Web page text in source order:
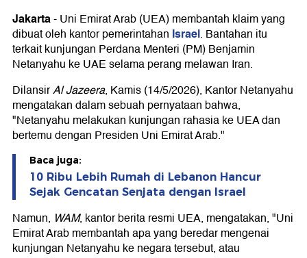
Jakarta-Uni Emirat Arab (UEA) membantah klaim yang
dibuat oleh kantor pemerintahan Israel. Bantahan itu
terkait kunjungan Perdana Menteri (PM) Benjamin
Netanyahu ke UAE selama perang melawan Iran.
DilansirAl Jazeera, Kamis (14/5/2026), Kantor Netanyahu
mengatakan dalam sebuah pernyataan bahwa,
"Netanyahu melakukan kunjungan rahasia ke UEA dan
bertemu dengan Presiden Uni Emirat Arab."
Baca juga:
10 Ribu Lebih Rumah di Lebanon Hancur
Sejak Gencatan Senjata dengan Israel
Namun, WAM, kantor berita resmi UEA, mengatakan, "Uni
Emirat Arab membantah apa yang beredar mengenai
kunjungan Netanyahu ke negara tersebut, atau